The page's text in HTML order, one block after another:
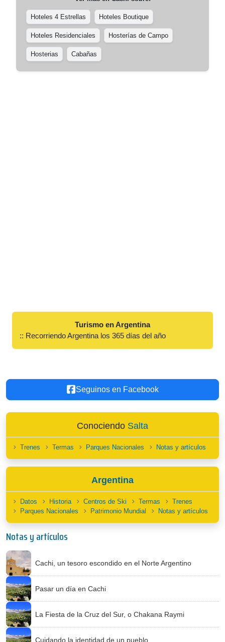
Hoteles 4 Estrellas Hoteles Boutique
Hoteles Residenciales Hosterías de Campo
Hosterias Cabañas
Turismo en Argentina
:: Recorriendo Argentina los 365 días del año
Seguinos en Facebook
Conociendo Salta
Trenes Termas Parques Nacionales Notas y artículos
Argentina
Datos Historia Centros de Ski Termas
Trenes
Parques Nacionales
Patrimonio Mundial Notas y artículos
Notas y artículos
Cachi, un tesoro escondido en el Norte Argentino
Pasar un día en Cachi
La Fiesta de la Cruz del Sur, o Chakana Raymi
Cuidando la identidad de un pueblo